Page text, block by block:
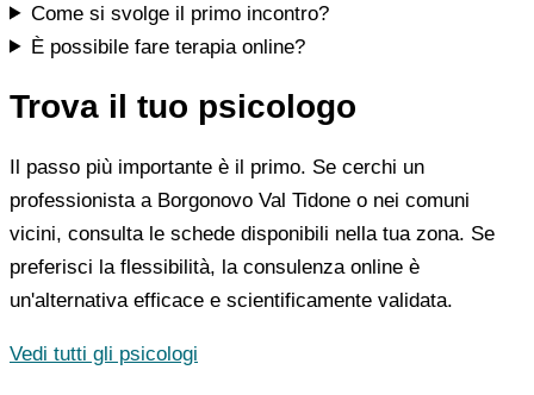
Come si svolge il primo incontro?
È possibile fare terapia online?
Trova il tuo psicologo
Il passo più importante è il primo. Se cerchi un
professionista a Borgonovo Val Tidone o nei comuni
vicini, consulta le schede disponibili nella tua zona. Se
preferisci la flessibilità, la consulenza online è
un'alternativa efficace e scientificamente validata.
Vedi tutti gli psicologi